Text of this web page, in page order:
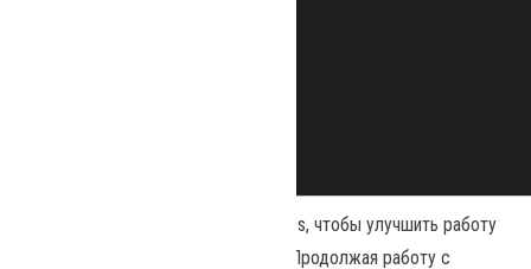
Наш сайт использует файлы cookies, чтобы улучшить работу
и повысить эффективность сайта. Продолжая работу с